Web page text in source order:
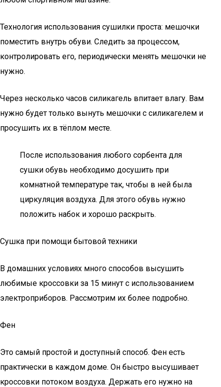
Технология использования сушилки проста: мешочки
поместить внутрь обуви. Следить за процессом,
контролировать его, периодически менять мешочки не
нужно.
Через несколько часов силикагель впитает влагу. Вам
нужно будет только вынуть мешочки с силикагелем и
просушить их в тёплом месте.
После использования любого сорбента для
сушки обувь необходимо досушить при
комнатной температуре так, чтобы в ней была
циркуляция воздуха. Для этого обувь нужно
положить набок и хорошо раскрыть.
Сушка при помощи бытовой техники
В домашних условиях много способов высушить
любимые кроссовки за 15 минут с использованием
электроприборов. Рассмотрим их более подробно.
Фен
Это самый простой и доступный способ. Фен есть
практически в каждом доме. Он быстро высушивает
кроссовки потоком воздуха. Держать его нужно на